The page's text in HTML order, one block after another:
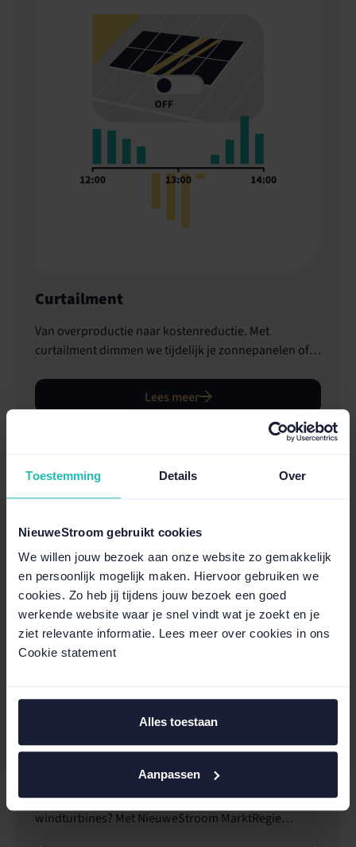
Toestemming Details Over
NieuweStroom gebruikt cookies
We willen jouw bezoek aan onze website zo gemakkelijk
en persoonlijk mogelijk maken. Hiervoor gebruiken we
cookies. Zo heb jij tijdens jouw bezoek een goed
werkende website waar je snel vindt wat je zoekt en je
ziet relevante informatie. Lees meer over cookies in ons
Cookie statement
Alles toestaan
Aanpassen
Curtailment
Van overproductie naar kostenreductie. Met
curtailment dimmen we tijdelijk je zonnepanelen of
Lees meer
Heb je zonnepanelen, een batterij, laadpalen of
windturbines? Met NieuweStroom MarktRegie